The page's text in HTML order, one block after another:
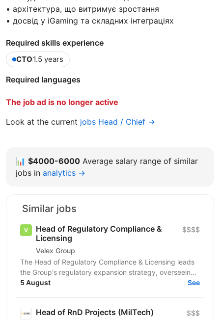
• архітектура, що витримує зростання
• досвід у iGaming та складних інтеграціях
Required skills experience
CTO1.5 years
Required languages
The job ad is no longer active
Look at the current jobs Head / Chief →
📊 $4000-6000 Average salary range of similar
jobs in analytics →
Similar jobs
Head of Regulatory Compliance &
Licensing
Velex Group
$$$$
The Head of Regulatory Compliance & Licensing leads
the Group's regulatory expansion strategy, overseeing
the establishment, licensing, and ongoing...
5 August See
Head of RnD Projects (MilTech) $$$